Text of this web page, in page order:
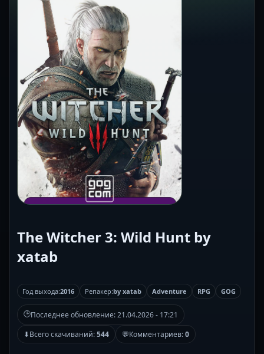
The Witcher 3: Wild Hunt by
xatab
Год выхода:2016 Репакер:by xatab Adventure RPG GOG
🕒Последнее обновление:21.04.2026 - 17:21
⬇Всего скачиваний:544 💬Комментариев:0